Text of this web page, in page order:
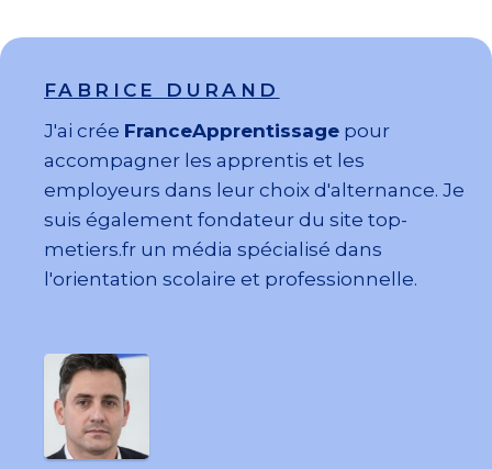
FABRICE DURAND
J'ai crée FranceApprentissage pour
accompagner les apprentis et les
employeurs dans leur choix d'alternance. Je
suis également fondateur du site top-
metiers.fr un média spécialisé dans
l'orientation scolaire et professionnelle.